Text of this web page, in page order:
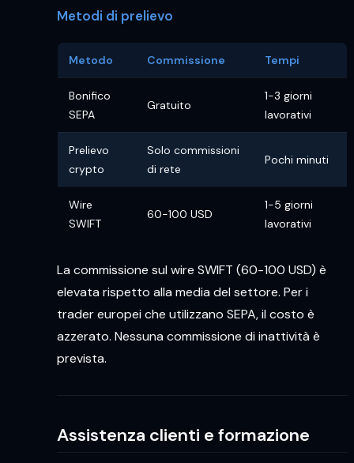
Metodi di prelievo
Metodo Commissione Tempi
Bonifico
SEPA
Gratuito
1-3 giorni
lavorativi
Prelievo
crypto
Solo commissioni
di rete
Pochi minuti
Wire
SWIFT
60-100 USD
1-5 giorni
lavorativi
La commissione sul wire SWIFT (60-100 USD) è
elevata rispetto alla media del settore. Per i
trader europei che utilizzano SEPA, il costo è
azzerato. Nessuna commissione di inattività è
prevista.
Assistenza clienti e formazione